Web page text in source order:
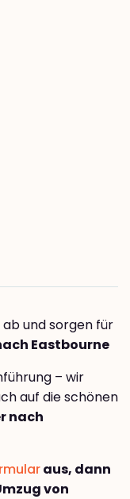
und sorgen für
Eastbourne
– wir
auf die schönen
nach
aus, dann
von